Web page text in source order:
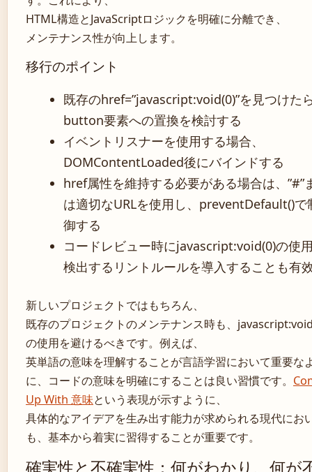
HTML構造とJavaScriptロジックを明確に分離でき、
メンテナンス性が向上します。
移行のポイント
既存のhref=”javascript:void(0)”を見つけた
button要素への置換を検討する
イベントリスナーを使用する場合、
DOMContentLoaded後にバインドする
href属性を維持する必要がある場合は、”#”
は適切なURLを使用し、preventDefault()で
御する
コードレビュー時にjavascript:void(0)の使
検出するリントルールを導入することも有
新しいプロジェクトではもちろん、
既存のプロジェクトのメンテナンス時も、
の使用を避けるべきです。例えば、
英単語の意味を理解することが言語学習において重要な
に、コードの意味を明確にすることは良い習慣です。
Up With 意味という表現が示すように、
具体的なアイデアを生み出す能力が求められる現代にお
も、基本から着実に習得することが重要です。
確実性と不確実性：何がわかり、何が